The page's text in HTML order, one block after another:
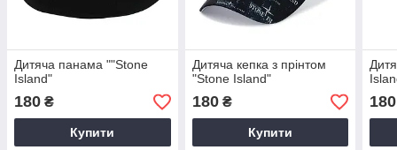
Дитяча панама ""Stone
Island"
180 ₴
Купити
Дитяча кепка з прінтом
"Stone Island"
180₴
Купити
180